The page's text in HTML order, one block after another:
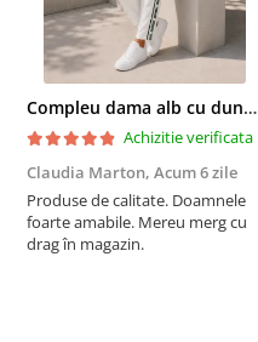
Compleu dama alb cu dungi laterale in nuante de verde si negru
Achizitie verificata
Claudia Marton, Acum 6 zile
Produse de calitate. Doamnele
foarte amabile. Mereu merg cu
drag în magazin.